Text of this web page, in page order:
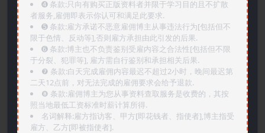
➍️ 条款:只向有购买正版资料者并限于学习目的且不扩散
者服务,雇佣即表示你认可和满足此要求.
➎ 条款:雇方承诺不恶意雇佣博主从事违法行为[包括但不
限于色情、反动等],否则雇方承担由此引发的后果.
➏️ 条款:博主也不负责鉴别受雇内容之合法性[包括但不限
于分裂、犯罪等], 雇方需自行鉴别和承担相关后果.
❼ 条款:白天完成雇佣内容最迟不超过2小时，晚间最迟第
二天12点前，对无法完成的雇佣要求会给予退款.
❽ 条款:雇佣博主为您从事资料查取服务是收费的，其按
照当地最低工资标准时薪计算所得.
名词解释:雇方指访客、甲方[即花钱者、指使者],博主指受
雇方、乙方[即被指使者].